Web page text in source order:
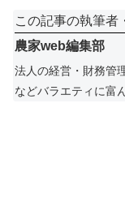
この記事の執筆者
農家web編集部
法人の経営・財務管
などバラエティに富